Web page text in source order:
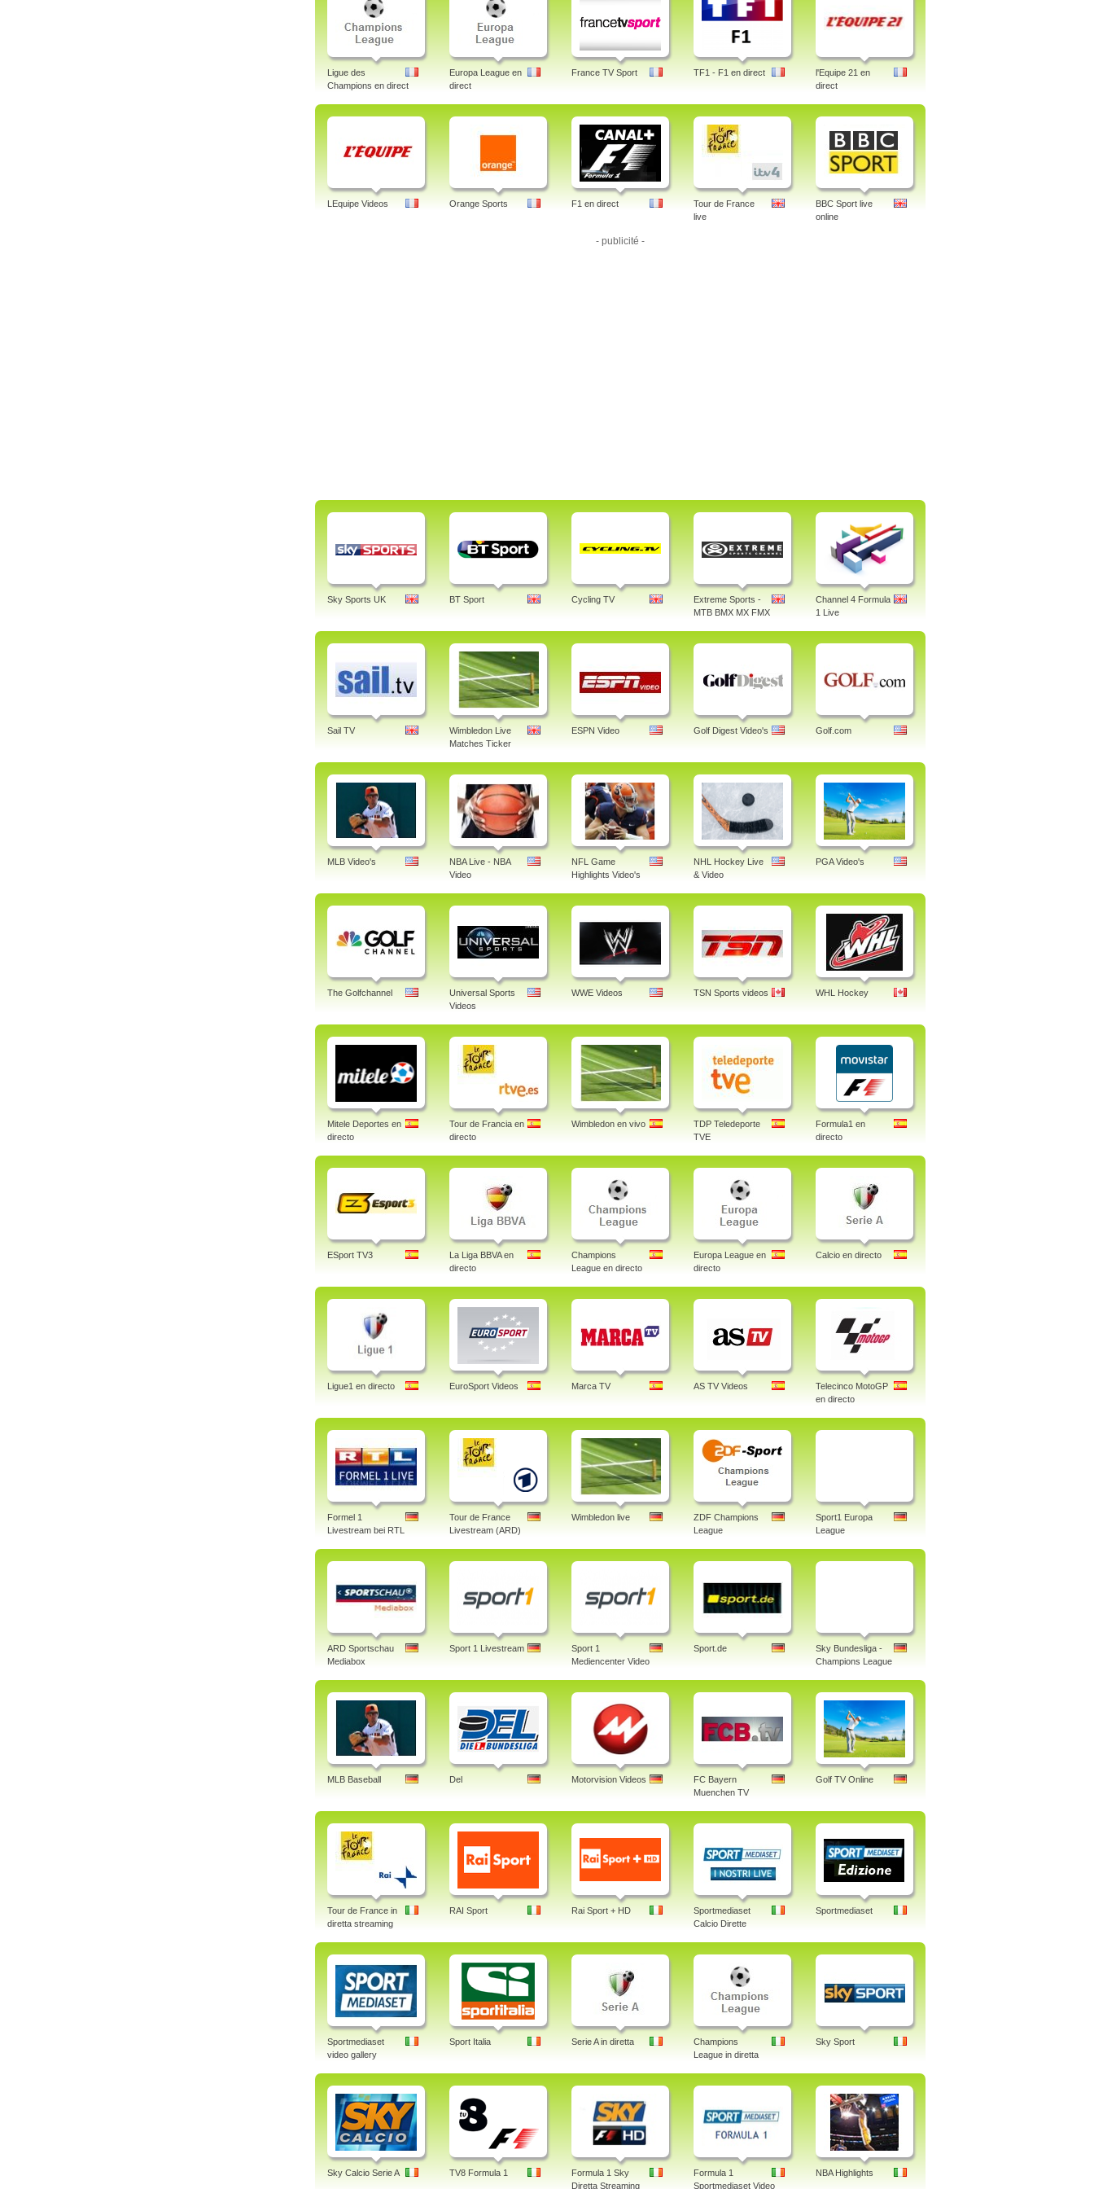
Ligue des
Champions en direct
Europa League en
direct
France TV Sport TF1 - F1 en direct
l'Equipe 21 en
direct
LEquipe Videos Orange Sports F1 en direct
Tour de France
live
BBC Sport live
online
- publicité -
Sky Sports UK BT Sport Cycling TV
Extreme Sports -
MTB BMX MX FMX
Channel 4 Formula
1 Live
Sail TV
Wimbledon Live
Matches Ticker
ESPN Video Golf Digest Video's Golf.com
MLB Video's
NBA Live - NBA
Video
NFL Game
Highlights Video's
NHL Hockey Live
& Video
PGA Video's
The Golfchannel
Universal Sports
Videos
WWE Videos TSN Sports videos WHL Hockey
Mitele Deportes en
directo
Tour de Francia en
directo
Wimbledon en vivo
TDP Teledeporte
TVE
Formula1 en
directo
ESport TV3
La Liga BBVA en
directo
Champions
League en directo
Europa League en
directo
Calcio en directo
Ligue1 en directo EuroSport Videos Marca TV AS TV Videos
Telecinco MotoGP
en directo
Formel 1
Livestream bei RTL
Tour de France
Livestream (ARD)
Wimbledon live
ZDF Champions
League
Sport1 Europa
League
ARD Sportschau
Mediabox
Sport 1 Livestream
Sport 1
Mediencenter Video
Sport.de
Sky Bundesliga -
Champions League
MLB Baseball Del Motorvision Videos
FC Bayern
Muenchen TV
Golf TV Online
Tour de France in
diretta streaming
RAI Sport Rai Sport + HD
Sportmediaset
Calcio Dirette
Sportmediaset
Sportmediaset
video gallery
Sport Italia Serie A in diretta
Champions
League in diretta
Sky Sport
Sky Calcio Serie A TV8 Formula 1
Formula 1 Sky
Diretta Streaming
Formula 1
Sportmediaset Video
NBA Highlights